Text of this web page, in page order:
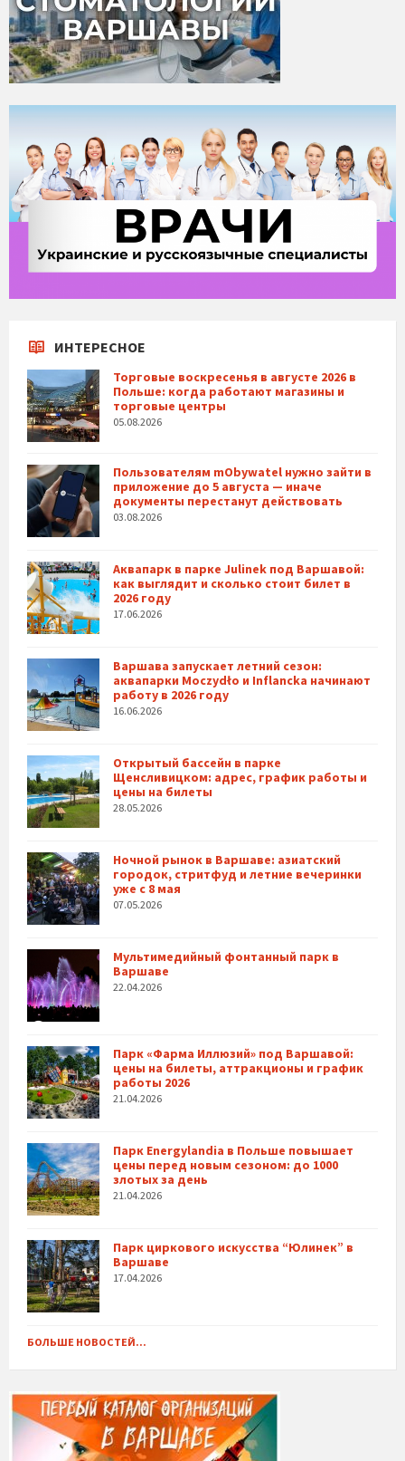
ИНТЕРЕСНОЕ
Торговые воскресенья в августе 2026 в
Польше: когда работают магазины и
торговые центры
05.08.2026
Пользователям mObywatel нужно зайти в
приложение до 5 августа — иначе
документы перестанут действовать
03.08.2026
Аквапарк в парке Julinek под Варшавой:
как выглядит и сколько стоит билет в
2026 году
17.06.2026
Варшава запускает летний сезон:
аквапарки Moczydło и Inflancka начинают
работу в 2026 году
16.06.2026
Открытый бассейн в парке
Щенсливицком: адрес, график работы и
цены на билеты
28.05.2026
Ночной рынок в Варшаве: азиатский
городок, стритфуд и летние вечеринки
уже с 8 мая
07.05.2026
Мультимедийный фонтанный парк в
Варшаве
22.04.2026
Парк «Фарма Иллюзий» под Варшавой:
цены на билеты, аттракционы и график
работы 2026
21.04.2026
Парк Energylandia в Польше повышает
цены перед новым сезоном: до 1000
злотых за день
21.04.2026
Парк циркового искусства “Юлинек” в
Варшаве
17.04.2026
БОЛЬШЕ НОВОСТЕЙ...